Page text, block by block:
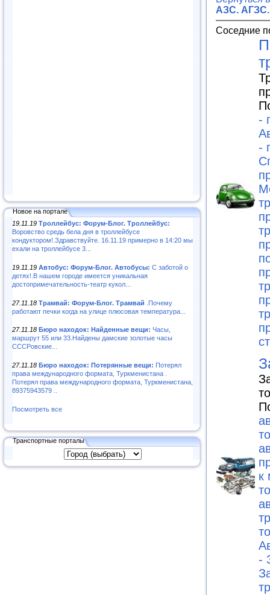
Новое на портале
19.11.19 Троллейбус: Форум-Блог. Троллейбус:
Воровство средь бела дня в троллейбусе
кондуктором!.Здравствуйте. 16.11.19 примерно в 14:20 мы
ехали на троллейбусе 3...
19.11.19 Автобус: Форум-Блог. Автобусы: С заботой о
детях!.В нашем городе имеется уникальная
достопримечательность-театр кукол...
27.11.18 Трамвай: Форум-Блог. Трамвай .Почему
работают печки когда на улице плюсовая температура...
27.11.18 Бюро находок: Найденные вещи: Часы,
маршрут 55 или 33.Найдены дамские золотые часы
СССРовские...
27.11.18 Бюро находок: Потерянные вещи: Потерял
права международного формата, Туркменистана .
Потерял права международного формата, Туркменистана,
89375943579 ..
Посмотреть все
Транспортные порталы
АЗС. АГЗС.
Соседние
-
-
к
-